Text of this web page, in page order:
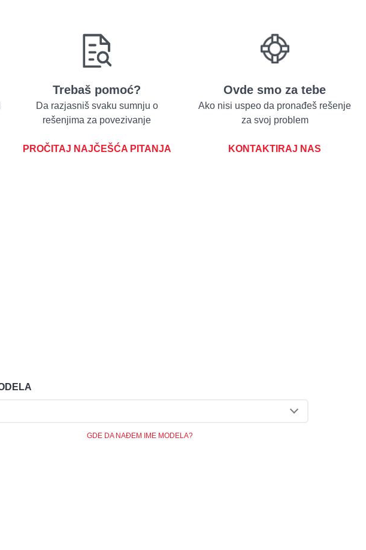
Trebaš pomoć?
Da razjasniš svaku sumnju o
rešenjima za povezivanje
Ovde smo za tebe
Ako nisi uspeo da pronađeš rešenje
za svoj problem
PROČITAJ NAJČEŠĆA PITANJA KONTAKTIRAJ NAS
GDE DA NAĐEM IME MODELA?